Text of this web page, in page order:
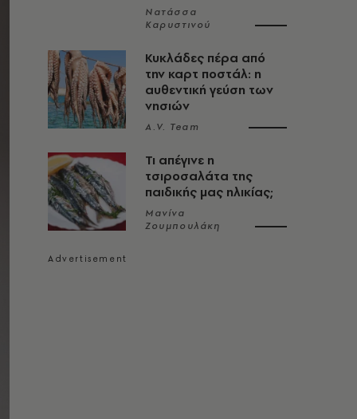
Νατάσσα
Καρυστινού
Κυκλάδες πέρα από
την καρτ ποστάλ: η
αυθεντική γεύση των
νησιών
A.V. Team
Τι απέγινε η
τσιροσαλάτα της
παιδικής μας ηλικίας;
Μανίνα
Ζουμπουλάκη